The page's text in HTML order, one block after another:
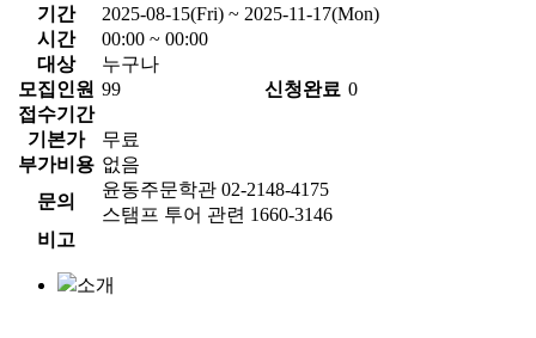
기간
2025-08-15(Fri) ~ 2025-11-17(Mon)
시간
00:00 ~ 00:00
대상
누구나
모집인원 99 신청완료 0
접수기간
기본가
무료
부가비용 없음
문의
윤동주문학관 02-2148-4175
스탬프 투어 관련 1660-3146
비고
소개